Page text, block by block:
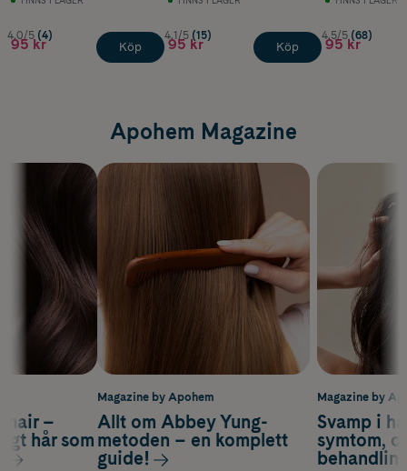
4.0/5 (4)
95 kr Köp
4.1/5 (15)
95 kr Köp
4.5/5 (68)
95 kr
Apohem Magazine
Magazine by
Svamp i
symtom,
hair –
hår som
Magazine by Apohem
Allt om Abbey Yung-
metoden – en komplett
guide!